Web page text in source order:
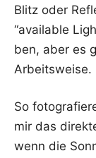
Blitz oder
“available
ben, aber es
Arbeitsweise.
So
mir das
wenn die